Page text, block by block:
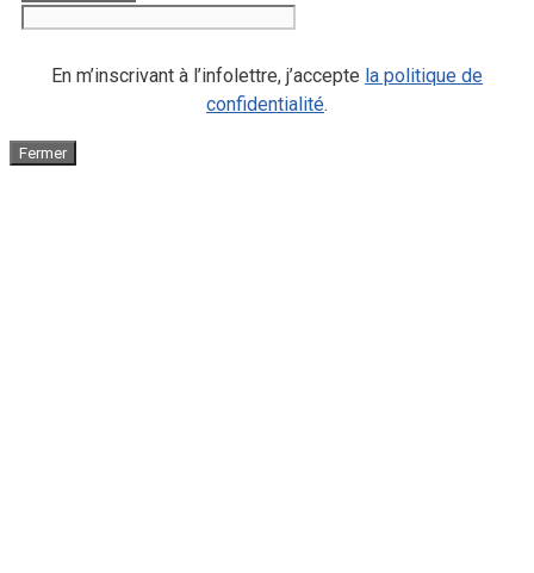
En m’inscrivant à l’infolettre, j’accepte la politique de
confidentialité.
Fermer